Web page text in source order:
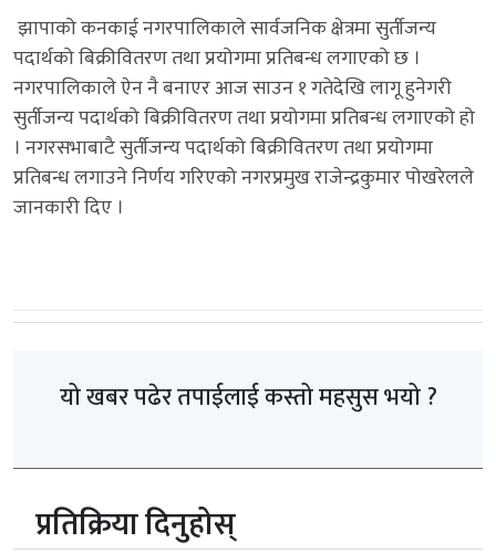
झापाको कनकाई नगरपालिकाले सार्वजनिक क्षेत्रमा सुर्तीजन्य
पदार्थको बिक्रीवितरण तथा प्रयोगमा प्रतिबन्ध लगाएको छ ।
नगरपालिकाले ऐन नै बनाएर आज साउन १ गतेदेखि लागू हुनेगरी
सुर्तीजन्य पदार्थको बिक्रीवितरण तथा प्रयोगमा प्रतिबन्ध लगाएको हो
। नगरसभाबाटै सुर्तीजन्य पदार्थको बिक्रीवितरण तथा प्रयोगमा
प्रतिबन्ध लगाउने निर्णय गरिएको नगरप्रमुख राजेन्द्रकुमार पोखरेलले
जानकारी दिए ।
यो खबर पढेर तपाईलाई कस्तो महसुस भयो ?
प्रतिक्रिया दिनुहोस्